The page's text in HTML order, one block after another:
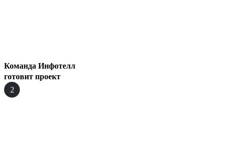
Команда Инфотелл
готовит проект
2